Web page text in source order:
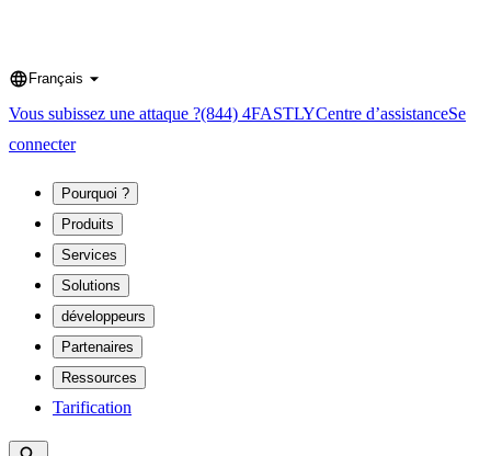
Language
Français
Vous subissez une attaque ?(844) 4FASTLYCentre d’assistanceSe
connecter
Pourquoi ?
Produits
Services
Solutions
développeurs
Partenaires
Ressources
Tarification